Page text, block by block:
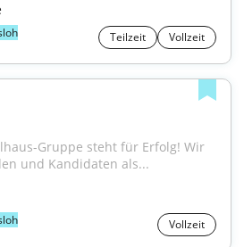
Teilzeit Vollzeit
Gruppe steht für Erfolg! Wir
und Kandidaten als...
Vollzeit